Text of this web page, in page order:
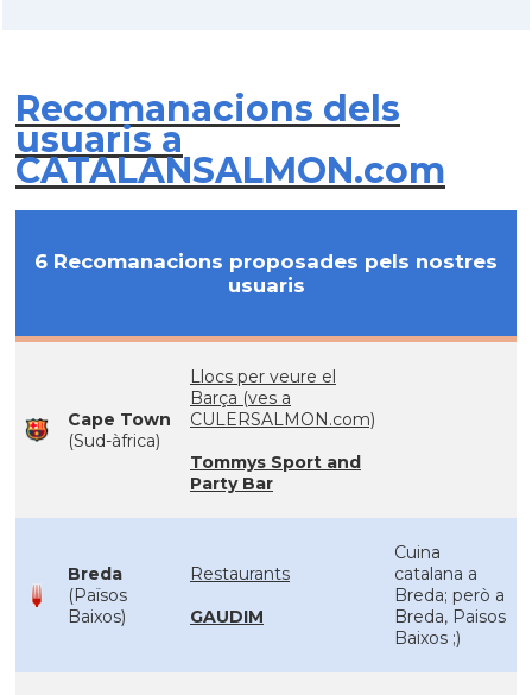
Recomanacions dels
usuaris a
CATALANSALMON.com
6 Recomanacions proposades pels nostres
usuaris
Cape Town
(Sud-àfrica)
Llocs per veure el
Barça (ves a
CULERSALMON.com)
Tommys Sport and
Party Bar
Breda
(Països
Baixos)
Restaurants
GAUDIM
Cuina
catalana a
Breda; però a
Breda, Paisos
Baixos ;)